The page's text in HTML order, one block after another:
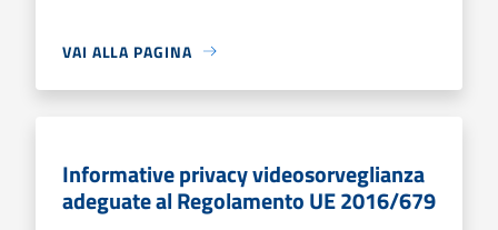
VAI ALLA PAGINA
Informative privacy videosorveglianza
adeguate al Regolamento UE 2016/679